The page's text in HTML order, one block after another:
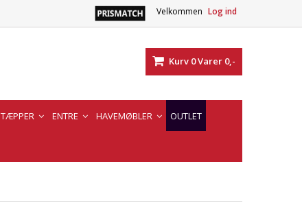
Velkommen Log ind
Kurv 0Varer 0,-
TÆPPER ENTRE HAVEMØBLER OUTLET